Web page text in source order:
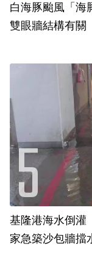
白海豚颱風「
雙眼牆結構有關
基隆港海水倒
家急築沙包牆擋